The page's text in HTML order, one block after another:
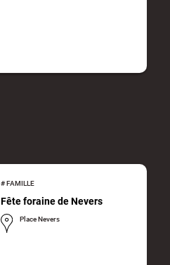
#FAMILLE
Fête foraine de Nevers
Place Nevers